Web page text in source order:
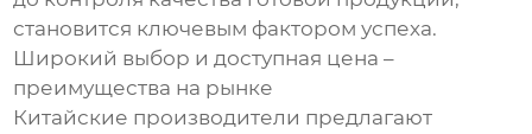
становится ключевым фактором успеха.
Широкий выбор и доступная цена –
преимущества на рынке
Китайские производители предлагают